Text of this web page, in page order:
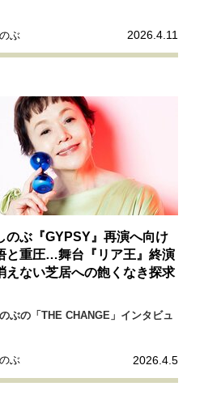
ぶ 2026.4.11
のぶ『GYPSY』再演へ向け
と重圧…舞台『リア王』終演
えない芝居への飽くなき探求
ぶの「THE CHANGE」インタビュ
ぶ 2026.4.5